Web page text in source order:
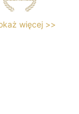
więcej >>